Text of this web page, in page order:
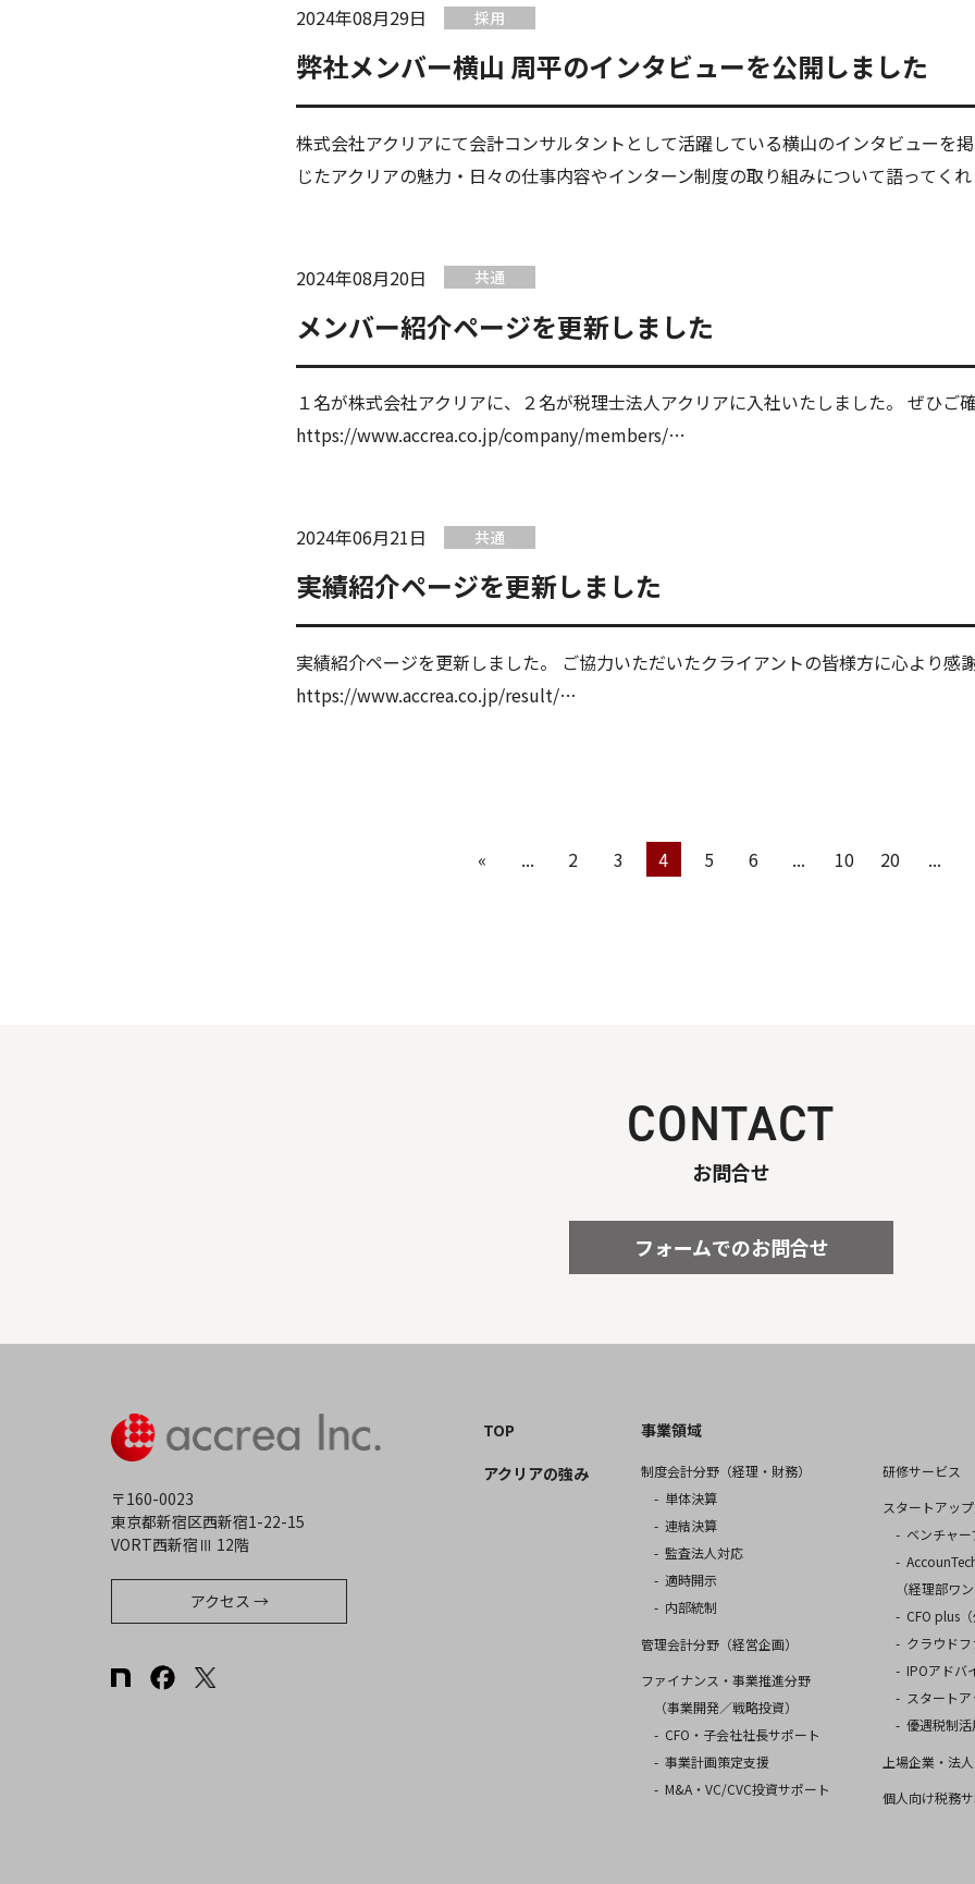
2024年08月29日 採用
弊社メンバー横山 周平のインタビューを公開しました
株式会社アクリアにて会計コンサルタントとして活躍している横山のインタビューを
じたアクリアの魅力・日々の仕事内容やインターン制度の取り組みについて語ってく
2024年08月20日 共通
メンバー紹介ページを更新しました
１名が株式会社アクリアに、２名が税理士法人アクリアに入社いたしました。 ぜひご
https://www.accrea.co.jp/company/members/…
2024年06月21日 共通
実績紹介ページを更新しました
実績紹介ページを更新しました。 ご協力いただいたクライアントの皆様方に心より感謝
https://www.accrea.co.jp/result/…
« ... 2 3 4 5 6 ... 10 20 ...
CONTACT
お問合せ
フォームでのお問合せ
〒160-0023
東京都新宿区西新宿1-22-15
VORT西新宿Ⅲ 12階
アクセス →
TOP
アクリアの強み
事業領域
制度会計分野（経理・財務）
単体決算
連結決算
監査法人対応
適時開示
内部統制
管理会計分野（経営企画）
ファイナンス・事業推進分野
（事業開発／戦略投資）
CFO・子会社社長サポート
事業計画策定支援
M&A・VC/CVC投資サポート
研修サービス
スタートアッ
ベンチャ
（経理部ワ
CFO plus
クラウド
IPOアドバ
スタート
優遇税制
上場企業・法
個人向け税務